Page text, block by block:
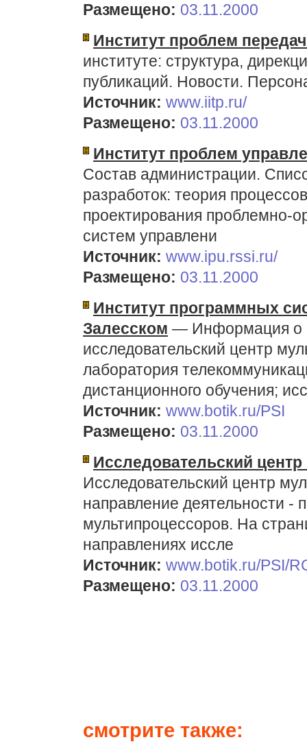
Размещено: 03.11.2000
Институт проблем
институте: структура,
публикаций. Новости.
Источник: www.iitp.ru/
Размещено: 03.11.2000
Институт проблем
Состав администрации.
разработок: теория
проектирования проблемно-
систем управлени
Источник: www.ipu.rssi.ru/
Размещено: 03.11.2000
Институт программных
Залесском — Информация о
исследовательский центр
лаборатория
дистанционного обучения;
Источник: www.botik.ru/PSI
Размещено: 03.11.2000
Исследовательский
Исследовательский центр
направление деятельности
мультипроцессоров. На
направлениях иссле
Источник: www.botik.ru/PSI/
Размещено: 03.11.2000
смотрите также: